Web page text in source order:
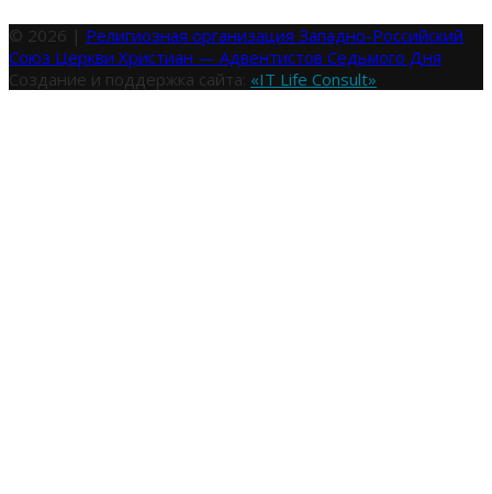
© 2026 | Религиозная организация Западно-Российский
Союз Церкви Христиан — Адвентистов Седьмого Дня
Создание и поддержка сайта: «IT Life Consult»